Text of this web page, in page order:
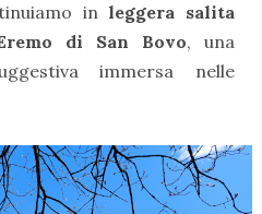
in leggera salita
di San Bovo, una
immersa nelle